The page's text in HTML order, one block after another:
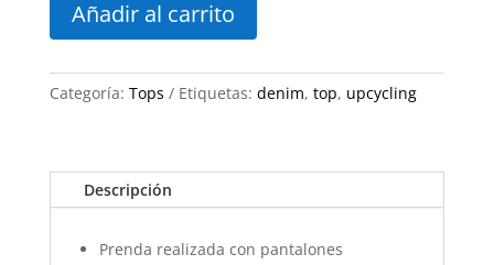
top
cantidad
Añadir al carrito
Categoría: Tops Etiquetas: denim, top, upcycling
Descripción
Prenda realizada con pantalones